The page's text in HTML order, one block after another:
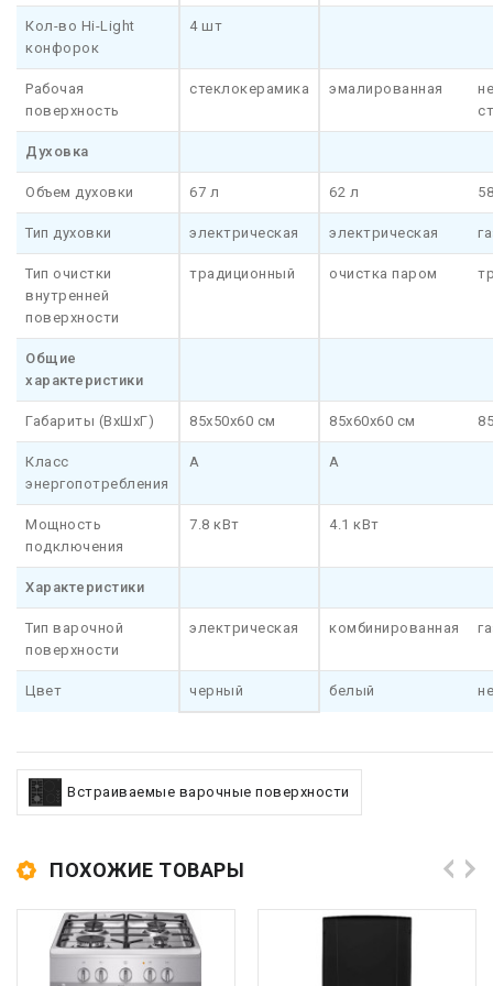
Кол-во Hi-Light
конфорок
4 шт
Рабочая
поверхность
стеклокерамика эмалированная
Духовка
Объем духовки 67 л 62 л
Тип духовки электрическая электрическая
Тип очистки
внутренней
поверхности
традиционный очистка паром
Общие
характеристики
Габариты (ВхШхГ) 85x50x60 см 85x60x60 см
Класс
энергопотребления
A A
Мощность
подключения
7.8 кВт 4.1 кВт
Характеристики
Тип варочной
поверхности
электрическая комбинированная
Цвет черный белый
Встраиваемые варочные поверхности
ПОХОЖИЕ ТОВАРЫ